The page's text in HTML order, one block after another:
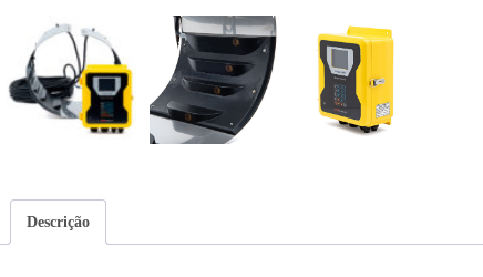
Descrição